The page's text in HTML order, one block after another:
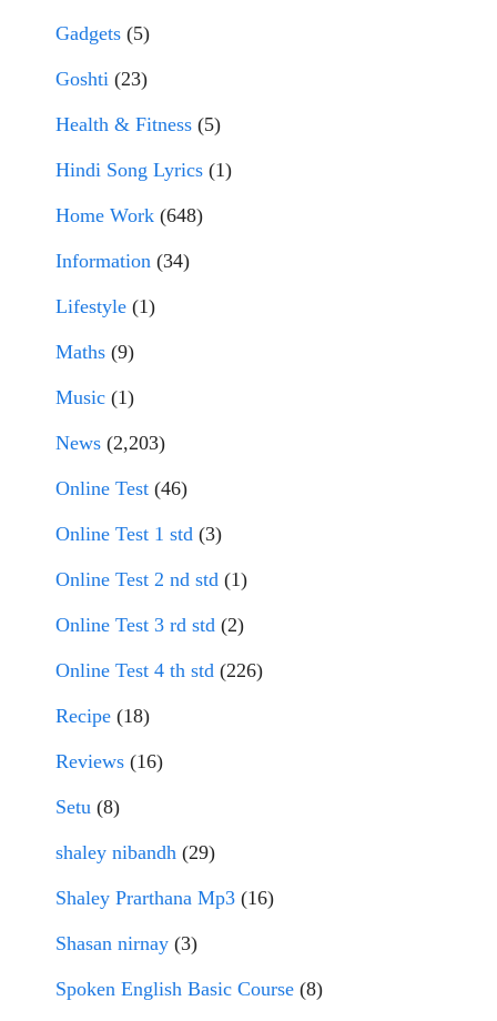
Gadgets (5)
Goshti (23)
Health & Fitness (5)
Hindi Song Lyrics (1)
Home Work (648)
Information (34)
Lifestyle (1)
Maths (9)
Music (1)
News (2,203)
Online Test (46)
Online Test 1 std (3)
Online Test 2 nd std (1)
Online Test 3 rd std (2)
Online Test 4 th std (226)
Recipe (18)
Reviews (16)
Setu (8)
shaley nibandh (29)
Shaley Prarthana Mp3 (16)
Shasan nirnay (3)
Spoken English Basic Course (8)